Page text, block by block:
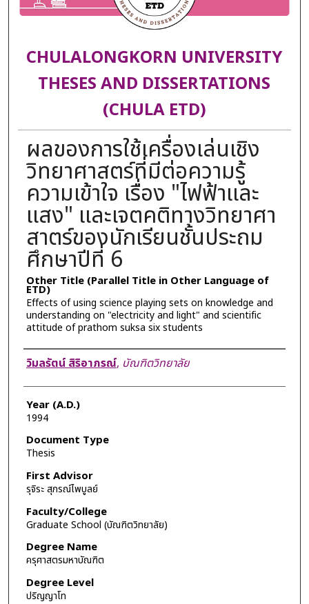
CHULALONGKORN UNIVERSITY
THESES AND DISSERTATIONS
(CHULA ETD)
ผลของการใช้เครื่องเล่นเชิง
วิทยาศาสตร์ที่มีต่อความรู้
ความเข้าใจ เรื่อง "ไฟฟ้าและ
แสง" และเจตคติทางวิทยาศา
สาตร์ของนักเรียนชั้นประถม
ศึกษาปีที่ 6
Other Title (Parallel Title in Other Language of
ETD)
Effects of using science playing sets on knowledge and
understanding on "electricity and light" and scientific
attitude of prathom suksa six students
Author
วิมลรัตน์ สิริอาภรณ์, บัณฑิตวิทยาลัย
Year (A.D.)
1994
Document Type
Thesis
First Advisor
รุจิระ สุภรณ์ไพบูลย์
Faculty/College
Graduate School (บัณฑิตวิทยาลัย)
Degree Name
ครุศาสตรมหาบัณฑิต
Degree Level
ปริญญาโท